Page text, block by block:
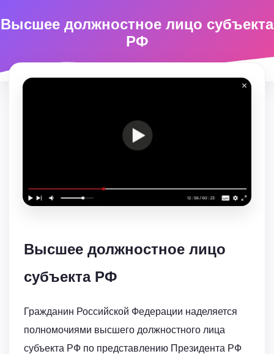
Высшее должностное лицо субъекта
РФ
Высшее должностное лицо
субъекта РФ
Гражданин Российской Федерации наделяется
полномочиями высшего должностного лица
субъекта РФ по представлению Президента РФ